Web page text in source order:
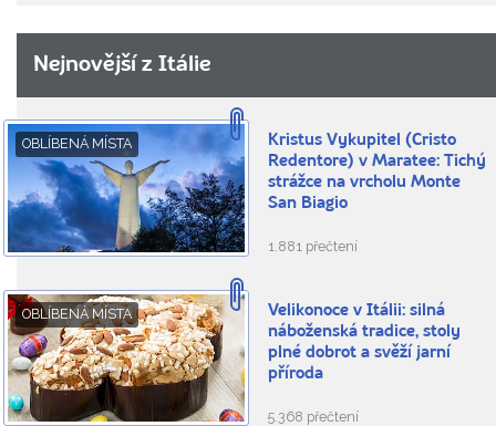
Nejnovější z Itálie
OBLÍBENÁ MÍSTA
Kristus Vykupitel (Cristo
Redentore) v Maratee: Tichý
strážce na vrcholu Monte
San Biagio
1.881 přečtení
OBLÍBENÁ MÍSTA
Velikonoce v Itálii: silná
náboženská tradice, stoly
plné dobrot a svěží jarní
příroda
5.368 přečtení